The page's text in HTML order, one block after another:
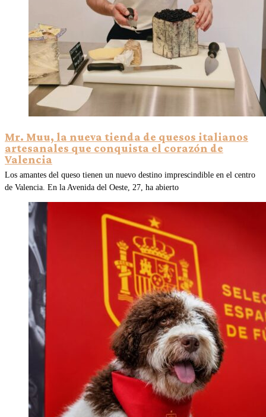
Mr. Muu, la nueva tienda de quesos italianos
artesanales que conquista el corazón de
Valencia
Los amantes del queso tienen un nuevo destino imprescindible en el centro
de Valencia. En la Avenida del Oeste, 27, ha abierto